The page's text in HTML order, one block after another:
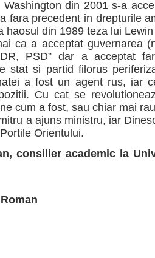
din 2001 s-a
fara precedent in drepturile
haosul din 1989 teza lui
ca a acceptat guvernarea
PSD” dar a acceptat
stat si partid filorus
a fost un agent rus, iar
Cu cat se
cum a fost, sau chiar mai
a ajuns ministru, iar
Orientului.
consilier academic la